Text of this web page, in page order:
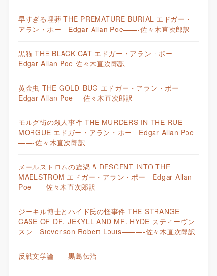
早すぎる埋葬 THE PREMATURE BURIAL エドガー・
アラン・ポー Edgar Allan Poe——-佐々木直次郎訳
黒猫 THE BLACK CAT エドガー・アラン・ポー
Edgar Allan Poe 佐々木直次郎訳
黄金虫 THE GOLD-BUG エドガー・アラン・ポー
Edgar Allan Poe—-佐々木直次郎訳
モルグ街の殺人事件 THE MURDERS IN THE RUE
MORGUE エドガー・アラン・ポー Edgar Allan Poe
——-佐々木直次郎訳
メールストロムの旋渦 A DESCENT INTO THE
MAELSTROM エドガー・アラン・ポー Edgar Allan
Poe——佐々木直次郎訳
ジーキル博士とハイド氏の怪事件 THE STRANGE
CASE OF DR. JEKYLL AND MR. HYDE スティーヴン
スン Stevenson Robert Louis———-佐々木直次郎訳
反戦文学論——黒島伝治